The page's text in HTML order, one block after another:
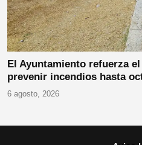
El Ayuntamiento refuerza
prevenir incendios hasta
6 agosto, 2026